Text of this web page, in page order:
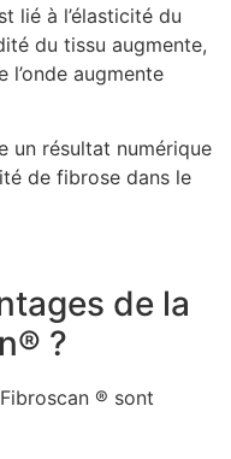
lié à l’élasticité du
du tissu augmente,
augmente
un résultat numérique
de fibrose dans le
de la
?
® sont